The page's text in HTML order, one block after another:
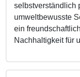
selbstverständlich
umweltbewusste
ein
Nachhaltigkeit für